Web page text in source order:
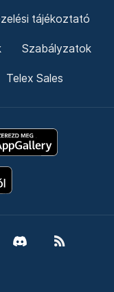
tájékoztató
Szabályzatok
Telex Sales